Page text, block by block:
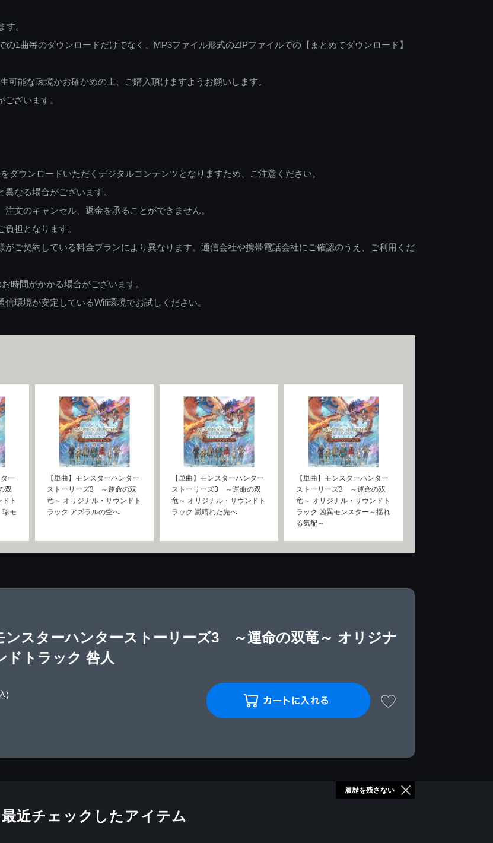
す。
1曲毎のダウンロードだけでなく、MP3ファイル形式のZIPファイルでの【まとめてダウンロード】
能な環境かお確かめの上、ご購入頂けますようお願いします。
ざいます。
ダウンロードいただくデジタルコンテンツとなりますため、ご注意ください。
なる場合がございます。
文のキャンセル、返金を承ることができません。
担となります。
がご契約している料金プランにより異なります。通信会社や携帯電話会社にご確認のうえ、ご利用くだ
時間がかかる場合がございます。
環境が安定しているWifi環境でお試しください。
ー
双
ト
珍モ
【単曲】モンスターハンター
ストーリーズ3 ～運命の双
竜～ オリジナル・サウンドト
ラック アズラルの空へ
【単曲】モンスターハンター
ストーリーズ3 ～運命の双
竜～ オリジナル・サウンドト
ラック 嵐晴れた先へ
【単曲】モンスターハンター
ストーリーズ3 ～運命の双
竜～ オリジナル・サウンドト
ラック 凶異モンスター～揺れ
る気配～
ンスターハンターストーリーズ3 ～運命の双竜～ オリジナ
ドトラック 咎人
)
最近チェックしたアイテム
履歴を残さない